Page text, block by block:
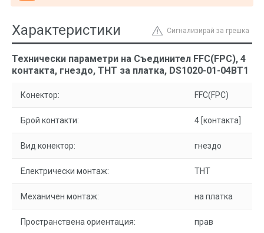
Сигнализирай за грешка
Характеристики
Технически параметри на Съединител FFC(FPC), 4
контакта, гнездо, THT за платка, DS1020-01-04BT1
Конектор: FFC(FPC)
Брой контакти: 4 [контакта]
Вид конектор: гнездо
Електрически монтаж: THT
Механичен монтаж: на платка
Пространствена ориентация: прав